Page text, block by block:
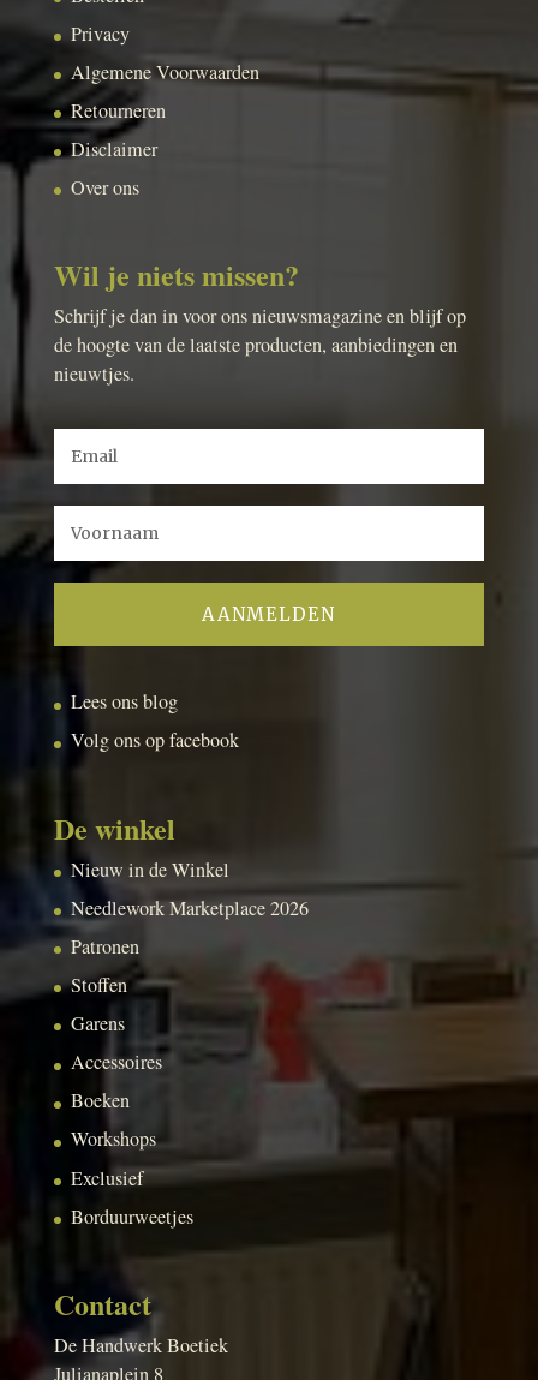
Privacy
Algemene Voorwaarden
Retourneren
Disclaimer
Over ons
Wil je niets missen?
Schrijf je dan in voor ons nieuwsmagazine en blijf op
de hoogte van de laatste producten, aanbiedingen en
nieuwtjes.
Lees ons blog
Volg ons op facebook
De winkel
Nieuw in de Winkel
Needlework Marketplace 2026
Patronen
Stoffen
Garens
Accessoires
Boeken
Workshops
Exclusief
Borduurweetjes
Contact
De Handwerk Boetiek
Julianaplein 8